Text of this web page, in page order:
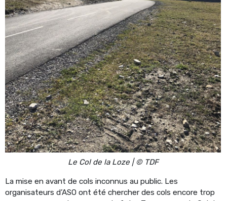
Le Col de la Loze | © TDF
La mise en avant de cols inconnus au public. Les
organisateurs d’ASO ont été chercher des cols encore trop